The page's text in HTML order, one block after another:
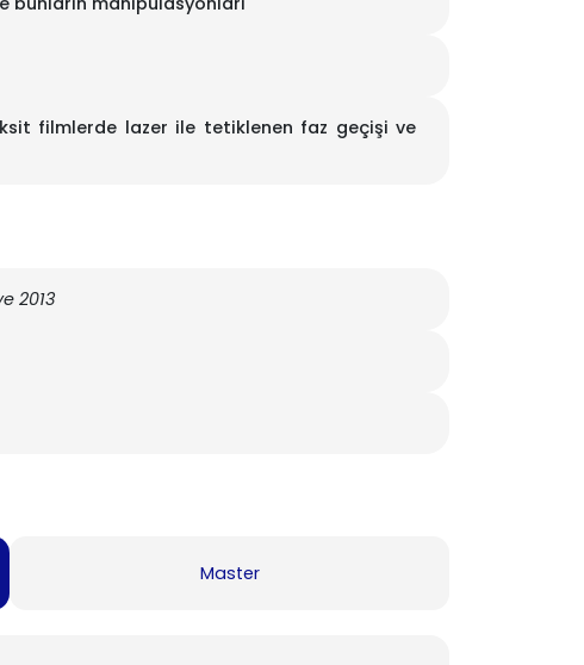
filmlerde lazer ile tetiklenen faz geçişi ve
2013
Master